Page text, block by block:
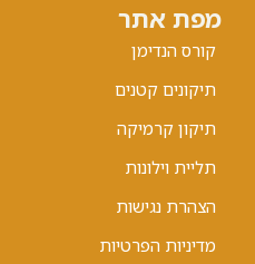
מפת אתר
קורס הנדימן
תיקונים קטנים
תיקון קרמיקה
תליית וילונות
הצהרת נגישות
מדיניות הפרטיות